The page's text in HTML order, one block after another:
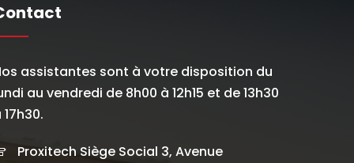
assistantes sont à votre disposition du
au vendredi de 8h00 à 12h15 et de 13h30
17h30.
Proxitech Siège Social 3, Avenue